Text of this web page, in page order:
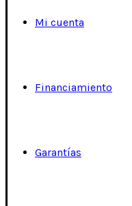
Mi cuenta
Financiamiento
Garantías